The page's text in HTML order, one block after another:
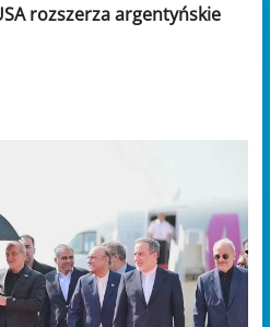
rozszerza argentyńskie